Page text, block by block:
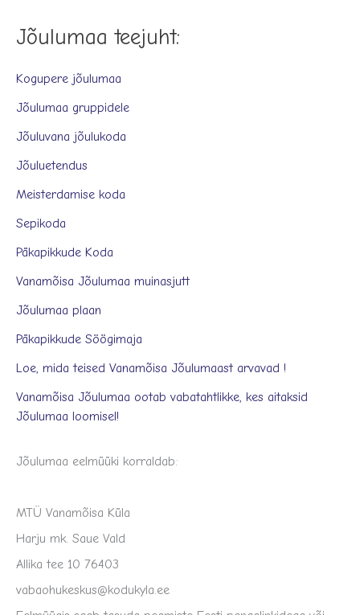
Jõulumaa teejuht:
Kogupere jõulumaa
Jõulumaa gruppidele
Jõuluvana jõulukoda
Jõuluetendus
Meisterdamise koda
Sepikoda
Päkapikkude Koda
Vanamõisa Jõulumaa muinasjutt
Jõulumaa plaan
Päkapikkude Söögimaja
Loe, mida teised Vanamõisa Jõulumaast arvavad !
Vanamõisa Jõulumaa ootab vabatahtlikke, kes aitaksid
Jõulumaa loomisel!
Jõulumaa eelmüüki korraldab:
MTÜ Vanamõisa Küla
Harju mk. Saue Vald
Allika tee 10 76403
vabaohukeskus@kodukyla.ee